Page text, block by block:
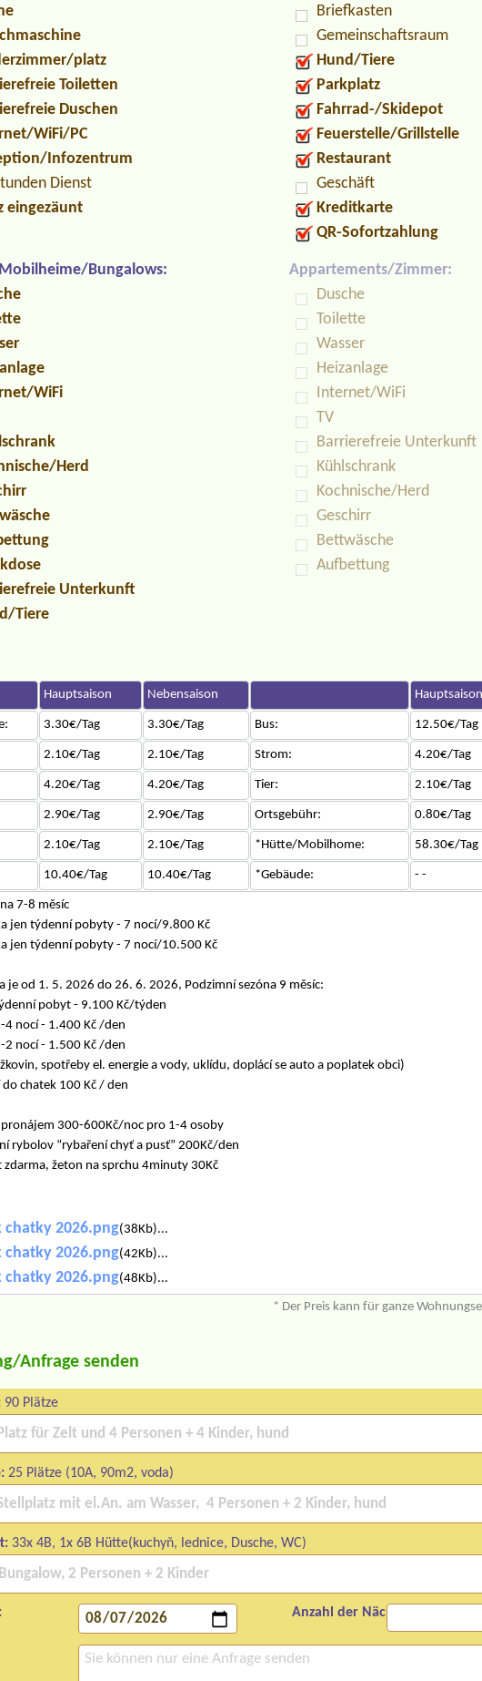
platz
Toiletten
Duschen
WiFi/PC
Infozentrum
Dienst
eingezäunt
Briefkasten
Gemeinschaftsraum
Hund/Tiere
Parkplatz
Fahrrad-/Skidepot
Feuerstelle/Grillstelle
Restaurant
Geschäft
Kreditkarte
QR-Sofortzahlung
Bungalows:
WiFi
Herd
Unterkunft
Tiere
Appartements/Zimmer:
Dusche
Toilette
Wasser
Heizanlage
Internet/WiFi
TV
Barrierefreie Unterkunft
Kühlschrank
Kochnische/Herd
Geschirr
Bettwäsche
Aufbettung
Hauptsaison Nebensaison Hauptsaison
3.30€/Tag 3.30€/Tag Bus: 12.50€/Tag
2.10€/Tag 2.10€/Tag Strom: 4.20€/Tag
4.20€/Tag 4.20€/Tag Tier: 2.10€/Tag
2.90€/Tag 2.90€/Tag Ortsgebühr: 0.80€/Tag
2.10€/Tag 2.10€/Tag *Hütte/Mobilhome: 58.30€/Tag
10.40€/Tag 10.40€/Tag *Gebäude: - -
7-8 měsíc
jen týdenní pobyty - 7 nocí/9.800 Kč
jen týdenní pobyty - 7 nocí/10.500 Kč
je od 1. 5. 2026 do 26. 6. 2026, Podzimní sezóna 9 měsíc:
pobyt - 9.100 Kč/týden
4 nocí - 1.400 Kč /den
2 nocí - 1.500 Kč /den
spotřeby el. energie a vody, uklídu, doplácí se auto a poplatek obci)
do chatek 100 Kč / den
pronájem 300-600Kč/noc pro 1-4 osoby
rybolov “rybaření chyť a pusť” 200Kč/den
zdarma, žeton na sprchu 4minuty 30Kč
chatky 2026.png(38Kb)...
chatky 2026.png(42Kb)...
chatky 2026.png(48Kb)...
* Der Preis kann für ganze
Anfrage senden
90 Plätze
25 Plätze (10A, 90m2, voda)
33x 4B, 1x 6B Hütte(kuchyň, lednice, Dusche, WC)
Anzahl der Nächte: